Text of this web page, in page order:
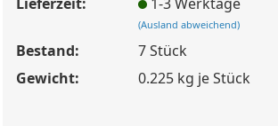
(Ausland abweichend)
Bestand: 7Stück
Gewicht:
0.225kg je Stück